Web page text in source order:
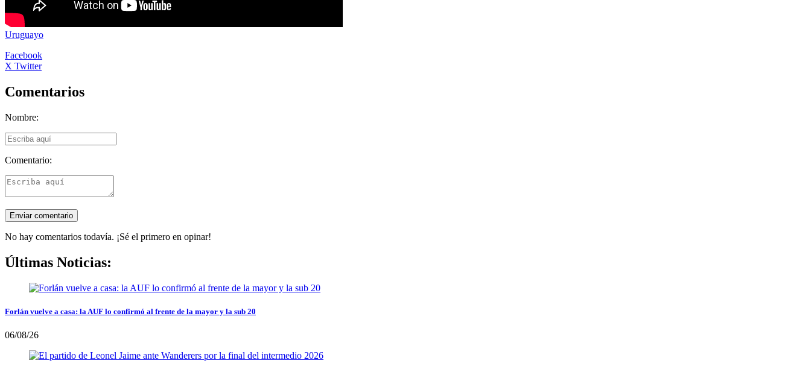
Uruguayo
Facebook
X Twitter
Comentarios
Nombre:
Comentario:
No hay comentarios todavía. ¡Sé el primero en opinar!
Últimas Noticias:
Forlán vuelve a casa: la AUF lo confirmó al frente de la mayor y la sub 20
06/08/26